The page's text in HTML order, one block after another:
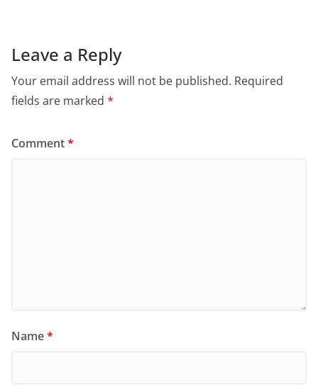
Leave a Reply
Your email address will not be published. Required
fields are marked *
Comment*
Name*